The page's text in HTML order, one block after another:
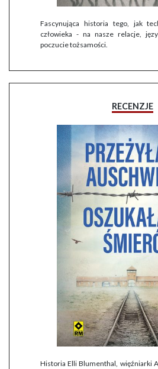
Fascynująca historia tego, jak
człowieka - na nasze relacje,
poczucie tożsamości.
RECENZJE
Historia Elli Blumenthal, więźniarki